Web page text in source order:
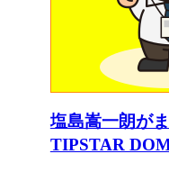
塩島嵩一朗が
TIPSTAR